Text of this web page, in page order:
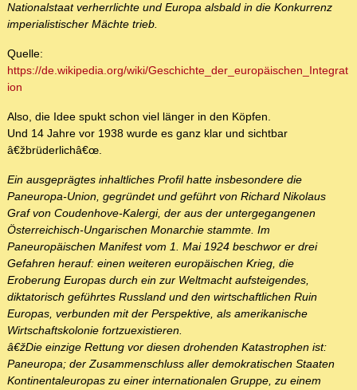
Nationalstaat verherrlichte und Europa alsbald in die Konkurrenz
imperialistischer Mächte trieb.
Quelle:
https://de.wikipedia.org/wiki/Geschichte_der_europäischen_Integrat
ion
Also, die Idee spukt schon viel länger in den Köpfen.
Und 14 Jahre vor 1938 wurde es ganz klar und sichtbar
â€žbrüderlichâ€œ.
Ein ausgeprägtes inhaltliches Profil hatte insbesondere die
Paneuropa-Union, gegründet und geführt von Richard Nikolaus
Graf von Coudenhove-Kalergi, der aus der untergegangenen
Österreichisch-Ungarischen Monarchie stammte. Im
Paneuropäischen Manifest vom 1. Mai 1924 beschwor er drei
Gefahren herauf: einen weiteren europäischen Krieg, die
Eroberung Europas durch ein zur Weltmacht aufsteigendes,
diktatorisch geführtes Russland und den wirtschaftlichen Ruin
Europas, verbunden mit der Perspektive, als amerikanische
Wirtschaftskolonie fortzuexistieren.
â€žDie einzige Rettung vor diesen drohenden Katastrophen ist:
Paneuropa; der Zusammenschluss aller demokratischen Staaten
Kontinentaleuropas zu einer internationalen Gruppe, zu einem